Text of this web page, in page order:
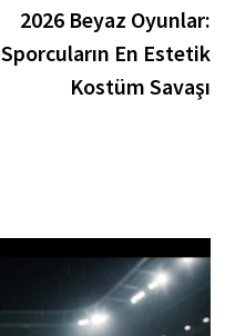
2026 Beyaz Oyunlar:
Sporcuların En Estetik
Kostüm Savaşı